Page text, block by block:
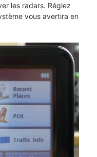
les radars. Réglez
vous avertira en